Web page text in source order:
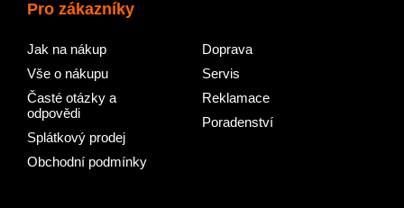
Pro zákazníky
Jak na nákup
Vše o nákupu
Časté otázky a
odpovědi
Splátkový prodej
Obchodní podmínky
Doprava
Servis
Reklamace
Poradenství